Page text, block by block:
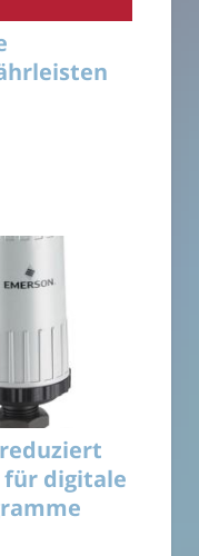
für digitale